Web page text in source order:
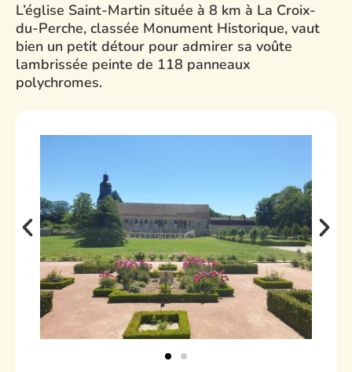
L’église Saint-Martin située à 8 km à La Croix-
du-Perche, classée Monument Historique, vaut
bien un petit détour pour admirer sa voûte
lambrissée peinte de 118 panneaux
polychromes.